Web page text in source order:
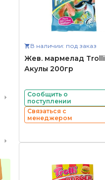
В наличии: под заказ
Жев. мармелад Trolli
Акулы 200гр
Сообщить о
поступлении
Связаться с
менеджером